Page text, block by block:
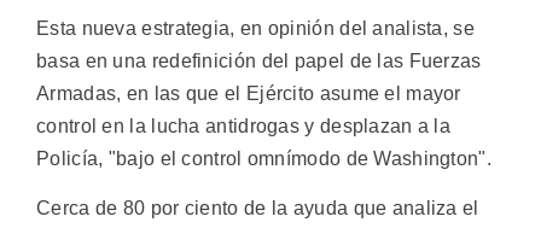
Esta nueva estrategia, en opinión del analista, se
basa en una redefinición del papel de las Fuerzas
Armadas, en las que el Ejército asume el mayor
control en la lucha antidrogas y desplazan a la
Policía, "bajo el control omnímodo de Washington".
Cerca de 80 por ciento de la ayuda que analiza el